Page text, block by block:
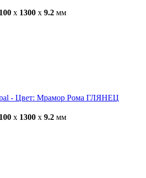
x 1300 x 9.2 мм
- Цвет: Мрамор Рома ГЛЯНЕЦ
x 1300 x 9.2 мм